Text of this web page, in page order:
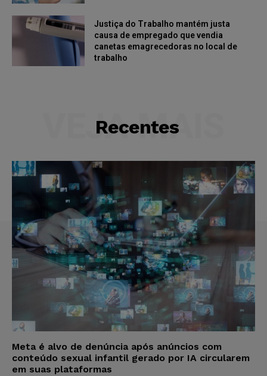
Justiça do Trabalho mantém justa
causa de empregado que vendia
canetas emagrecedoras no local de
trabalho
Recentes
VEJA MAIS
Meta é alvo de denúncia após anúncios com
conteúdo sexual infantil gerado por IA circularem
em suas plataformas